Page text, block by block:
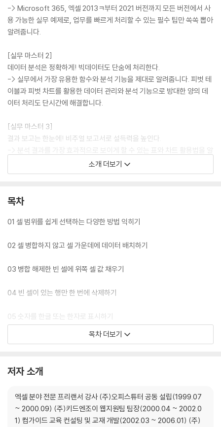
-> Microsoft 365, 엑셀 2013ㅋ부터 2021 버전까지 모든 버전에서 사
용 가능한 실무 예제로, 업무를 빠르게 처리할 수 있는 필수 팁만 쏙쏙 뽑아
알려줍니다.
[실무 마스터 2]
데이터 분석은 정확하게! 빅데이터도 단숨에 처리한다.
-> 실무에서 가장 유용한 함수와 분석 기능을 제대로 알려줍니다. 피벗 테
이블과 피벗 차트를 활용한 데이터 관리와 분석 기능으로 방대한 양의 데
이터 처리도 단시간에 해결합니다.
[실무 마스터 3]
결과 보고는 한눈에! 비주얼 보고서로 설득력을 높인다.
-> 분석 결과를 가장 효과적으로 보이게 할 수 있는 표와 차트 활용법을 알
려줍니다. 업무 상황에 딱 맞는 보고 및 제안 디자인을 추천하여 데이터를
직관적으로 명확하게 나타냅니다.
[실무 마스터 4]
-> 실무에서 다루는 현장 프로젝트 예제를 저자의 영상 강의와 함께 직접
을 익혀봅니다.
소개 더보기
목차
01 셀 범위를 쉽게 선택하는 다양한 방법 익히기
02 셀 병합하지 않고 셀 가운데에 데이터 배치하기
03 병합 해제한 빈 셀에 위쪽 셀 값 채우기
04 빈 셀이 있는 행만 한 번에 삭제하기
05 숫자를 한글 또는 한자로 표시하기
06 인쇄할 때 빈 페이지 인쇄하지 않기
09 시간 데이터의 원리 이해하기
목차 더보기
저자 소개
엑셀 분야 전문 프리랜서 강사 (주)오피스튜터 공동 설립(1999.07
~ 2000.09) (주)키드엔조이 웹지원팀 팀장(2000.04 ~ 2002.0
1) 컴가이드 교육 컨설팅 및 교재 개발(2002.03 ~ 2006.01) (주)